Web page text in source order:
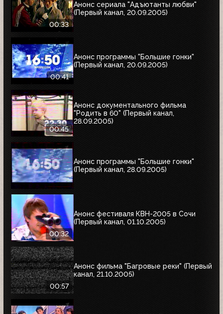
00:33
Анонс сериала "Адъютанты любви"
(Первый канал, 20.09.2005)
00:41
Анонс программы "Большие гонки"
(Первый канал, 20.09.2005)
00:45
Анонс документального фильма
"Родить в 60" (Первый канал,
28.09.2005)
Анонс программы "Большие гонки"
(Первый канал, 28.09.2005)
00:32
Анонс фестиваля КВН-2005 в Сочи
(Первый канал, 01.10.2005)
00:57
Анонс фильма "Багровые реки" (Первый
канал, 21.10.2005)